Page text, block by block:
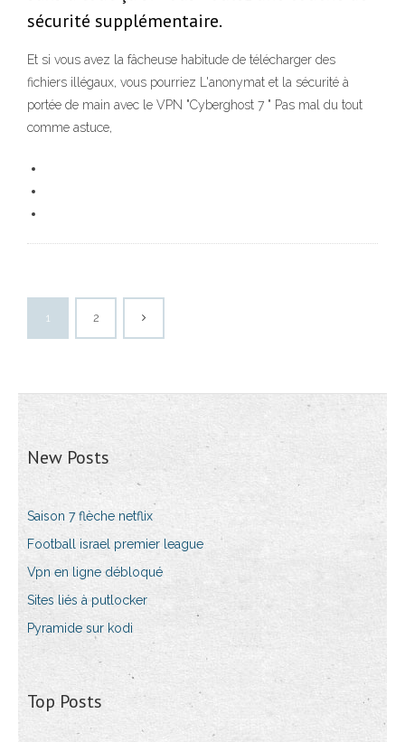
sécurité supplémentaire.
Et si vous avez la fâcheuse habitude de télécharger des
fichiers illégaux, vous pourriez L'anonymat et la sécurité à
portée de main avec le VPN "Cyberghost 7 " Pas mal du tout
comme astuce,
1 2
New Posts
Saison 7 flèche netflix
Football israel premier league
Vpn en ligne débloqué
Sites liés à putlocker
Pyramide sur kodi
Top Posts